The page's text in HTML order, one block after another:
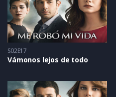
S02E17
Vámonos lejos de todo